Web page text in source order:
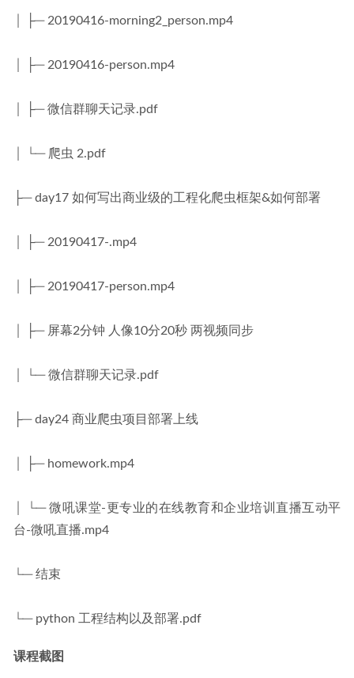
│ ├─ 20190416-morning2_person.mp4
│ ├─ 20190416-person.mp4
│ ├─ 微信群聊天记录.pdf
│ └─ 爬虫 2.pdf
├─ day17 如何写出商业级的工程化爬虫框架&如何部署
│ ├─ 20190417-.mp4
│ ├─ 20190417-person.mp4
│ ├─ 屏幕2分钟 人像10分20秒 两视频同步
│ └─ 微信群聊天记录.pdf
├─ day24 商业爬虫项目部署上线
│ ├─ homework.mp4
│ └─ 微吼课堂-更专业的在线教育和企业培训直播互动平
台-微吼直播.mp4
└─ 结束
└─ python 工程结构以及部署.pdf
课程截图